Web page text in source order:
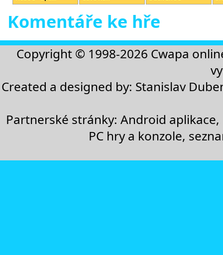
Komentáře ke hře
Copyright © 1998-2026 Cwapa
Created a designed by: Stanislav
Partnerské stránky:Android aplikace,
PC hry a konzole,